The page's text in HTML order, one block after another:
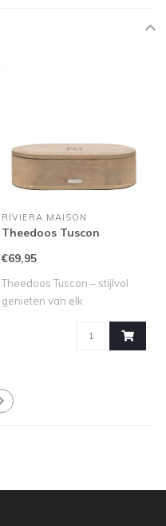
RIVIERA MAISON
Theedoos Tuscon
€69,95
Theedoos Tuscon – stijlvol
genieten van elk